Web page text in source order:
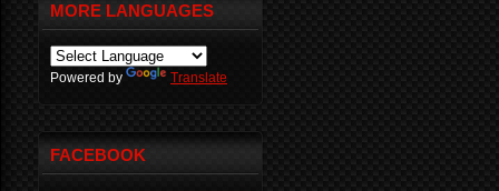
MORE LANGUAGES
Powered by Translate
FACEBOOK